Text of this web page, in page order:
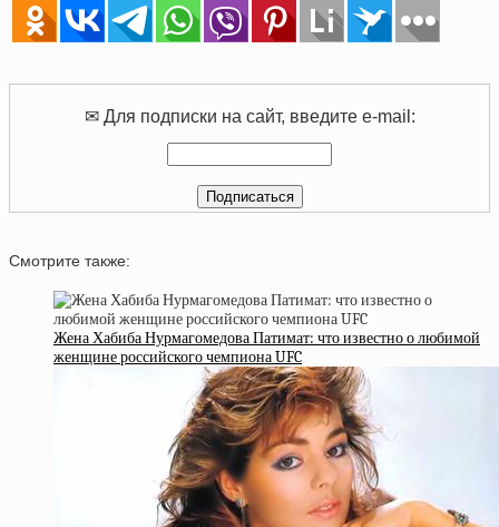
✉ Для подписки на сайт, введите e-mail:
Смотрите также:
Жена Хабиба Нурмагомедова Патимат: что известно о любимой
женщине российского чемпиона UFC